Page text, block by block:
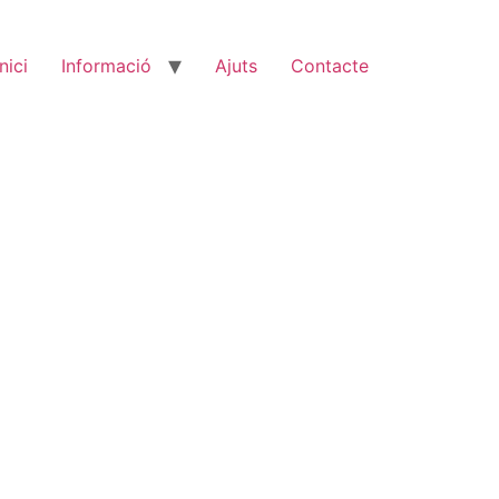
Informació Ajuts Contacte